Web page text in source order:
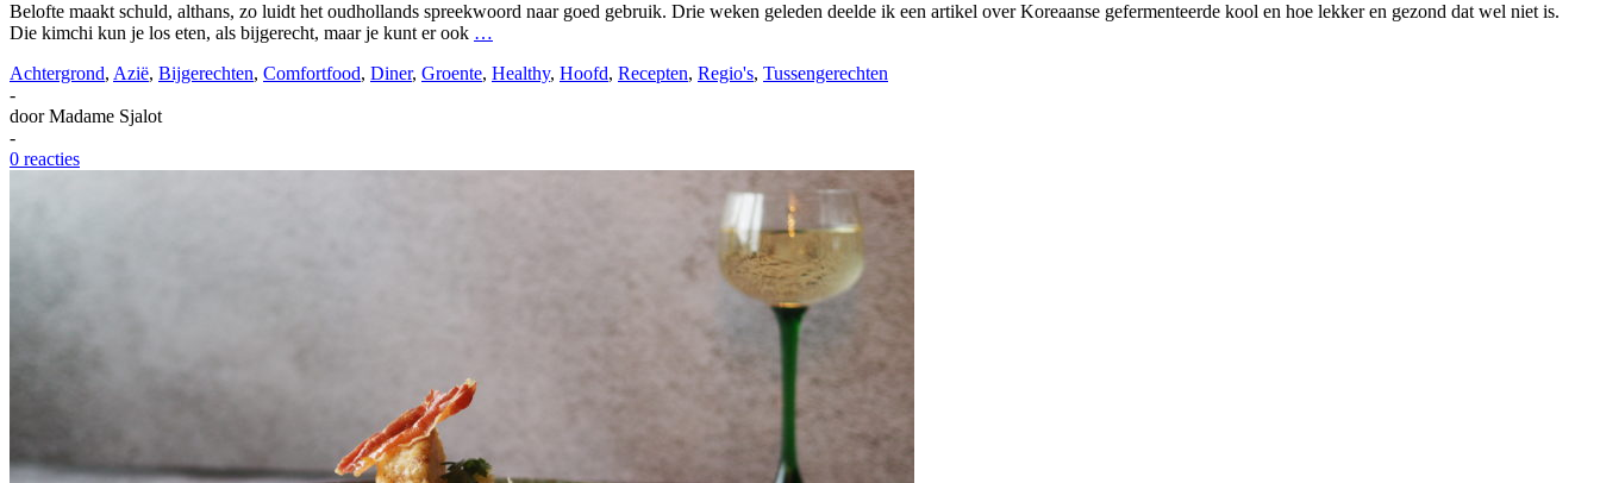
Belofte maakt schuld, althans, zo luidt het oudhollands spreekwoord naar goed gebruik. Drie weken geleden deelde ik een artikel over Koreaanse gefermenteerde kool en hoe lekker en gezond dat wel niet is.
Die kimchi kun je los eten, als bijgerecht, maar je kunt er ook …
Achtergrond, Azië, Bijgerechten, Comfortfood, Diner, Groente, Healthy, Hoofd, Recepten, Regio's, Tussengerechten
-
doorMadame Sjalot
-
0 reacties